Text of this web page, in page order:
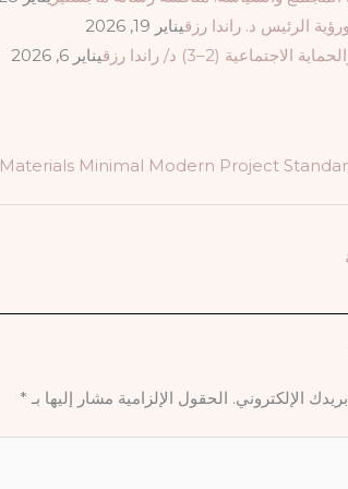
الرئيس د. راندا رزقيناير 19, 2026
(2–3) د/ راندا رزق
يناير 6, 2026
Materials Minimal Modern Project
الإلكتروني. الحقول الإلزامية مشار إليها بـ *